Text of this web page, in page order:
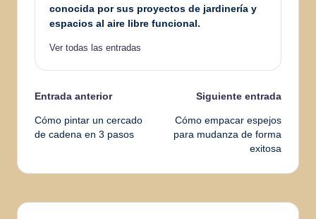
conocida por sus proyectos de jardinería y
espacios al aire libre funcional.
Ver todas las entradas
N
a
Entrada anterior
Cómo pintar un cercado
de cadena en 3 pasos
Siguiente entrada
Cómo empacar espejos
para mudanza de forma
exitosa